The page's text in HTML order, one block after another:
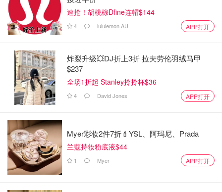
速抢！胡桃棕Dfine连帽$144
4 lululemon AU APP打开
炸裂升级💥DJ折上3折 拉夫劳伦羽绒马甲
$237
全场1折起 Stanley拎拎杯$36
4 David Jones APP打开
Myer彩妆2件7折💄YSL、阿玛尼、Prada
兰蔻持妆粉底液$44
1 Myer APP打开